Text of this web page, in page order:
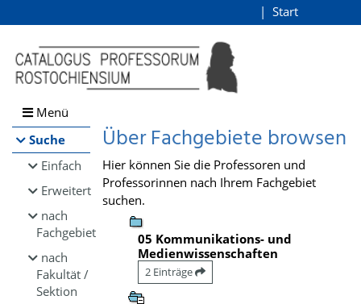
Browsen
direkt zum Inhalt
Start
Menü
Suche
Einfach
Erweitert
nach
Fachgebiet
nach
Fakultät /
Sektion
Über Fachgebiete browsen
Hier können Sie die Professoren und
Professorinnen nach Ihrem Fachgebiet
suchen.
05 Kommunikations- und
Medienwissenschaften
2 Einträge